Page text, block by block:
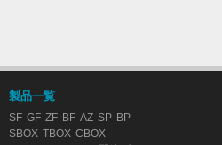
製品一覧
SF GF ZF BF AZ SP BP
SBOX TBOX CBOX